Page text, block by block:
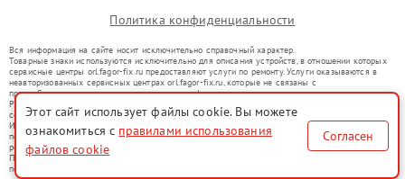
Политика конфиденциальности
Вся информация на сайте носит исключительно справочный характер.
Товарные знаки используются исключительно для описания устройств, в отношении которых
сервисные центры orl.fagor-fix.ru предоставляют услуги по ремонту. Услуги оказываются в
неавторизованных сервисных центрах orl.fagor-fix.ru, которые не связаны с
правообладателями товарных знаков или их официальными представителями.
Ремонт осуществляется для устройств, уже введенных в гражданский оборот в соответствии
со статьей 1487 ГК РФ.
Использование товарных знаков не преследует цели индивидуализации услуг или введения
потребителей в заблуждение, а служит для информирования о предоставляемых услугах по
ремонту техники указанных брендов.
Представленная на сайте информация не является публичной офертой, определяемой
положениями Статьи 437(2) Гражданского кодекса РФ
Этот сайт использует файлы cookie. Вы можете
ознакомиться с правилами использования
файлов cookie
Согласен